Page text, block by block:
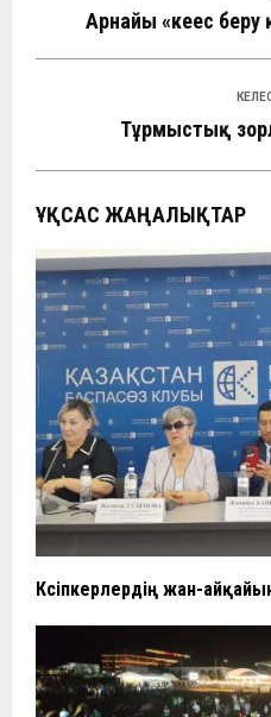
Арнайы «кеңес
Тұрмыстық
ҰҚСАС ЖАҢАЛЫҚТАР
Кәсіпкерлердің жан-